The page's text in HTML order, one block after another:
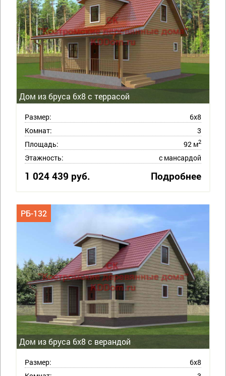
Дом из бруса 6х8 с террасой
Размер:
6х8
Комнат:
3
Площадь:
92 м2
Этажность: с мансардой
1 024 439 руб. Подробнее
Дом из бруса 6х8 с верандой
РБ-132
Размер:
6х8